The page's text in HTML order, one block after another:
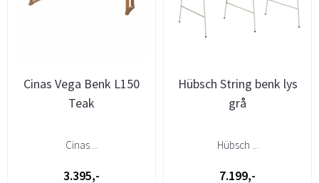
Cinas Vega Benk L150
Teak
Cinas ...
3.395,-
Hübsch String benk lys
grå
Hübsch ...
7.199,-